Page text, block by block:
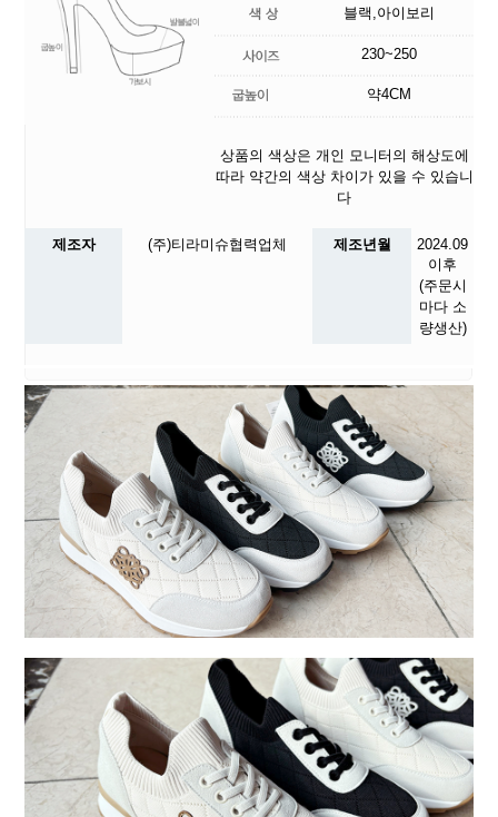
블랙,아이보리
230~250
약4CM
상품의 색상은 개인 모니터의 해상도에
따라 약간의 색상 차이가 있을 수 있습니
다
제조자 (주)티라미슈협력업체 제조년월
2024.09
이후
(주문시
마다 소
량생산)